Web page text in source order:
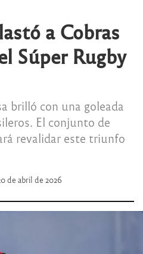
a Cobras
Súper Rugby
brilló con una goleada
El conjunto de
revalidar este triunfo
de abril de 2026